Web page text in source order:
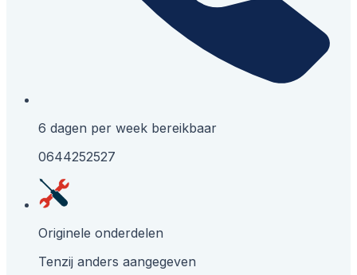
6 dagen per week bereikbaar
0644252527
Originele onderdelen
Tenzij anders aangegeven